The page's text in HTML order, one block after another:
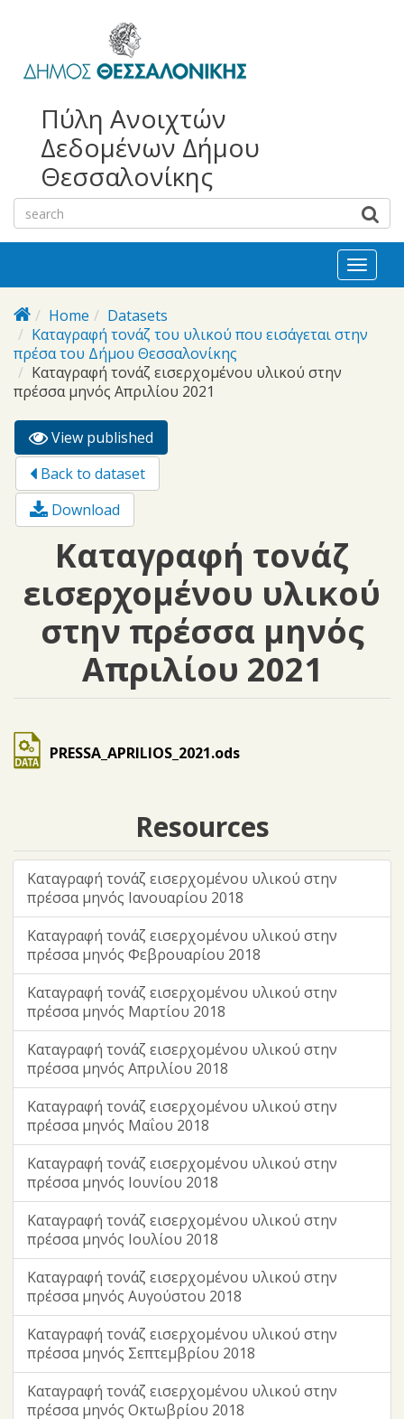
bayan
escort
escort
Πύλη Ανοιχτών
Δεδομένων Δήμου
Θεσσαλονίκης
Toggle
Home
Datasets
Καταγραφή τονάζ του υλικού που εισάγεται στην
πρέσα του Δήμου Θεσσαλονίκης
Καταγραφή τονάζ εισερχομένου υλικού στην
πρέσσα μηνός Απριλίου 2021
Primary tabs
View published
tab)
Back to dataset
Download
Καταγραφή τονάζ
εισερχομένου υλικού
στην πρέσσα μηνός
Απριλίου 2021
PRESSA_APRILIOS_2021.ods
Resources
Καταγραφή τονάζ εισερχομένου υλικού στην
πρέσσα μηνός Ιανουαρίου 2018
Καταγραφή τονάζ εισερχομένου υλικού στην
πρέσσα μηνός Φεβρουαρίου 2018
Καταγραφή τονάζ εισερχομένου υλικού στην
πρέσσα μηνός Μαρτίου 2018
Καταγραφή τονάζ εισερχομένου υλικού στην
πρέσσα μηνός Απριλίου 2018
Καταγραφή τονάζ εισερχομένου υλικού στην
πρέσσα μηνός Μαΐου 2018
Καταγραφή τονάζ εισερχομένου υλικού στην
πρέσσα μηνός Ιουνίου 2018
Καταγραφή τονάζ εισερχομένου υλικού στην
πρέσσα μηνός Ιουλίου 2018
Καταγραφή τονάζ εισερχομένου υλικού στην
πρέσσα μηνός Αυγούστου 2018
Καταγραφή τονάζ εισερχομένου υλικού στην
πρέσσα μηνός Σεπτεμβρίου 2018
Καταγραφή τονάζ εισερχομένου υλικού στην
πρέσσα μηνός Οκτωβρίου 2018